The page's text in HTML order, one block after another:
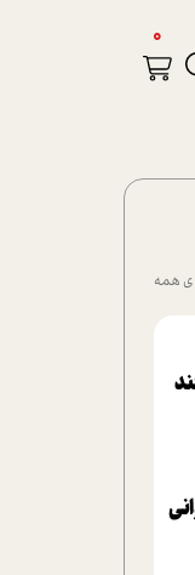
0
همه